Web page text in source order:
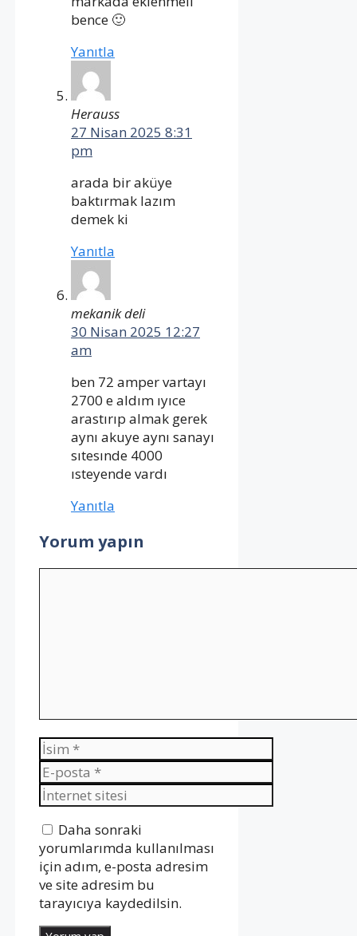
bence 🙂
Yanıtla
Herauss
27 Nisan 2025 8:31
pm
arada bir aküye
baktırmak lazım
demek ki
Yanıtla
mekanik deli
30 Nisan 2025 12:27
am
ben 72 amper vartayı
2700 e aldım ıyıce
arastırıp almak gerek
aynı akuye aynı sanayı
sıtesınde 4000
ısteyende vardı
Yanıtla
Yorum yapın
İsim
E-
posta
İnternet
sitesi
Daha sonraki
yorumlarımda kullanılması
için adım, e-posta adresim
ve site adresim bu
tarayıcıya kaydedilsin.